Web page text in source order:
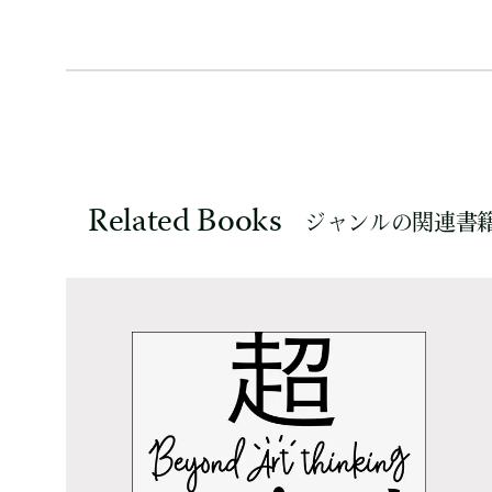
Related Books ジャンルの関連書